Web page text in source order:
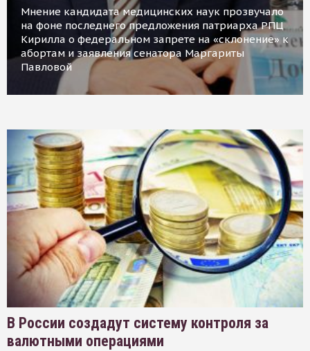
Мнение кандидата медицинских наук прозвучало
на фоне последнего предложения патриарха РПЦ
Кирилла о федеральном запрете на «склонение» к
абортам и заявления сенатора Маргариты
Павловой
В России создадут систему контроля за
валютными операциями